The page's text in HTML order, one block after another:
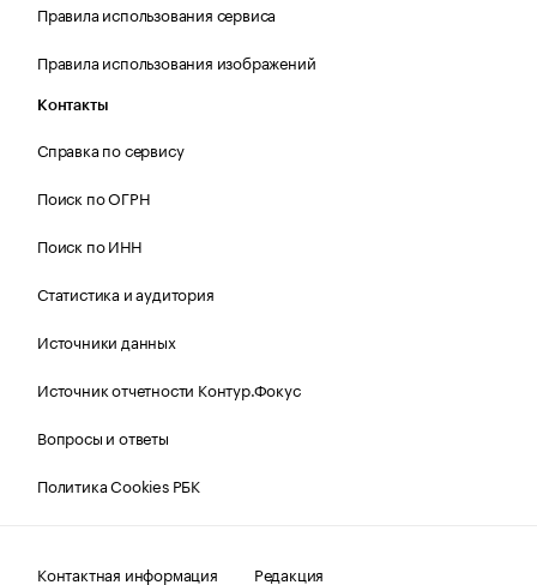
Правила использования сервиса
Правила использования изображений
Контакты
Справка по сервису
Поиск по ОГРН
Поиск по ИНН
Статистика и аудитория
Источники данных
Источник отчетности Контур.Фокус
Вопросы и ответы
Политика Cookies РБК
Контактная информация Редакция